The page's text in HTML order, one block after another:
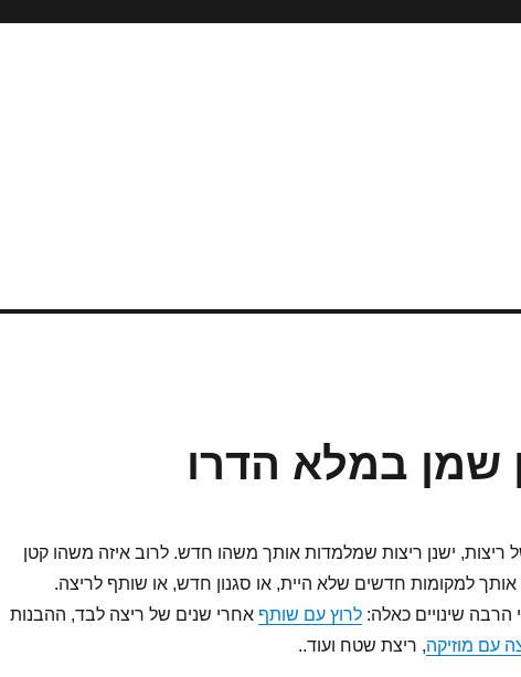
שמן במלא הדרו
ריצות, ישנן ריצות שמלמדות אותך משהו חדש. לרוב איזה משהו קטן
למקומות חדשים שלא היית, או סגנון חדש, או שותף לריצה.
הרבה שינויים כאלה: לרוץ עם שותף אחרי שנים של ריצה לבד, ההבנות
עם מוזיקה, ריצת שטח ועוד..